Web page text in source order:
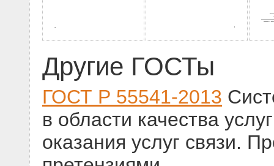
Другие ГОСТы
ГОСТ Р 55541-2013
в области качества
оказания услуг связи.